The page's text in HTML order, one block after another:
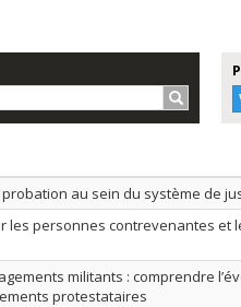
croissant
au sein du système de
les personnes contrevenantes et
militants : comprendre
protestataires